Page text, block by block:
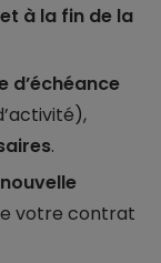
à la fin de la
d’échéance
.
votre contrat